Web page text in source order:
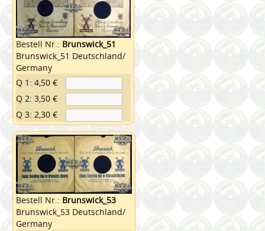
Bestell Nr.: Brunswick_51
Brunswick_51 Deutschland/
Germany
Q 1: 4,50 €
Q 2: 3,50 €
Q 3: 2,30 €
Bestell Nr.: Brunswick_53
Brunswick_53 Deutschland/
Germany